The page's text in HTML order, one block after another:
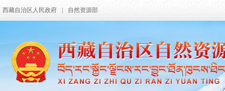
西藏自治区人民政府 自然资源部